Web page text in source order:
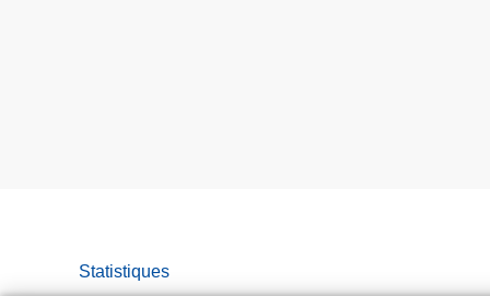
Statistiques